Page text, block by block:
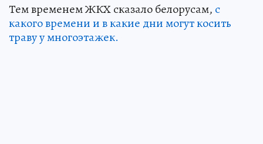
Тем временем ЖКХ сказало белорусам, с
какого времени и в какие дни могут косить
траву у многоэтажек.